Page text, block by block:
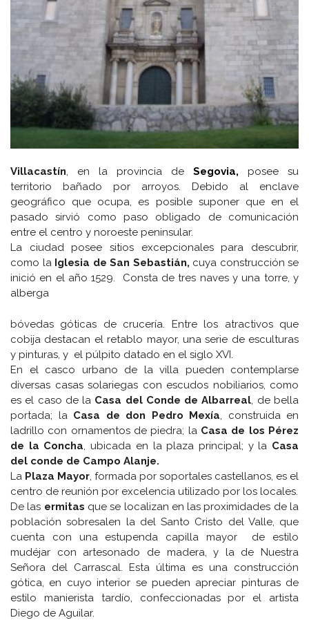
Villacastín, en la provincia de Segovia, posee su
territorio bañado por arroyos. Debido al enclave
geográfico que ocupa, es posible suponer que en el
pasado sirvió como paso obligado de comunicación
entre el centro y noroeste peninsular.
La ciudad posee sitios excepcionales para descubrir,
como la Iglesia de San Sebastián, cuya construcción se
inició en el año 1529. Consta de tres naves y una torre, y
alberga
bóvedas góticas de crucería. Entre los atractivos que
cobija destacan el retablo mayor, una serie de esculturas
y pinturas, y el púlpito datado en el siglo XVI.
En el casco urbano de la villa pueden contemplarse
diversas casas solariegas con escudos nobiliarios, como
es el caso de la Casa del Conde de Albarreal, de bella
portada; la Casa de don Pedro Mexía, construida en
ladrillo con ornamentos de piedra; la Casa de los Pérez
de la Concha, ubicada en la plaza principal; y la Casa
del conde de Campo Alanje.
La Plaza Mayor, formada por soportales castellanos, es el
centro de reunión por excelencia utilizado por los locales.
De las ermitas que se localizan en las proximidades de la
población sobresalen la del Santo Cristo del Valle, que
cuenta con una estupenda capilla mayor de estilo
mudéjar con artesonado de madera, y la de Nuestra
Señora del Carrascal. Esta última es una construcción
gótica, en cuyo interior se pueden apreciar pinturas de
estilo manierista tardío, confeccionadas por el artista
Diego de Aguilar.